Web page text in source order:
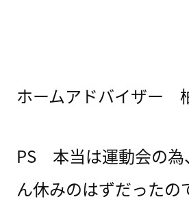
ホームアドバイザー
PS 本当は運動会の為
ん休みのはずだった